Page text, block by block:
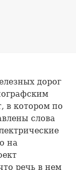
дорог
в котором по
слова
на
речь в нем